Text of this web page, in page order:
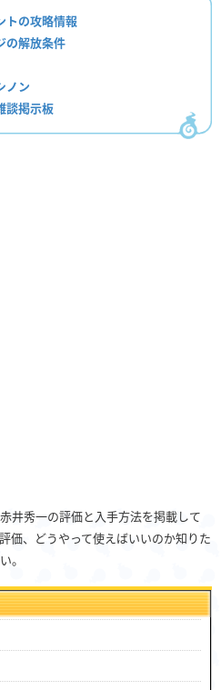
トの攻略情報
の解放条件
ノン
談掲示板
井秀一の評価と入手方法を掲載して
価、どうやって使えばいいのか知りた
。